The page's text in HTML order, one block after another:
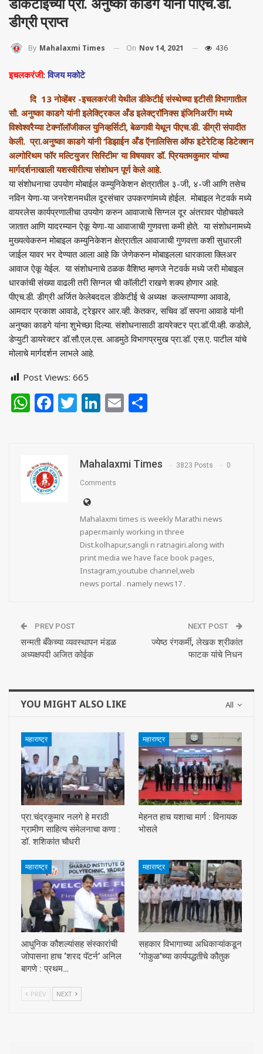
डीकेटीईच्या प्रा. अनुष्का काडगे यांना पीएच.डी.
डीग्री प्राप्त
By Mahalaxmi Times On Nov 14, 2021 436
इचलकरंजी: विजय मकोटे
दि 13 नोव्हेंबर -इचलकरंजी येथील डीकेटीई संस्थेच्या इटीसी विभागातील
सौ. अनुष्का काडगे यांनी इलेक्ट्रिकल अँड इलेक्ट्रॉनिक्स इंजिनिअरींग मध्ये
विश्‍वेश्‍वरैय्या टेक्नॉलॉजीकल युनिव्हर्सिटी, बेळगावी येथून पीएच.डी. डीग्री संपादीत
केली. प्रा.अनुष्का काडगे यांनी ‘डिझाईन अँड ऍनालिसिस ऑफ इटेरेटिव्ह डिटेक्शन
अल्गोरिथम फॉर मल्टियुजर सिस्टिीम’ या विषयावर डॉ. प्रियतमकुमार यांच्या
मार्गदर्शनाखाली यशस्वीरीत्या संशोधन पूर्ण केले आहे.
या संशोधनाचा उपयोग मोबाईल कम्युनिकेशन क्षेत्रातील ३-जी, ४-जी आणि तसेच
नविन येणा-या जनरेशनमधील दूरसंचार उपकरणांमध्ये होईल. मोबाइल नेटवर्क मध्ये
वायरलेस कार्यप्रणालीचा उपयोग करुन आवाजाचे सिग्नल दूर अंतरावर पोहोचवले
जातात आणि यादरम्यान ऐकू येणा-या आवाजाची गुणवत्ता कमी होते. या संशोधनामध्ये
मुख्यत्वेकरुन मोबाइल कम्युनिकेशन क्षेत्रातील आवाजाची गुणवत्ता कशी सुधारली
जाईल यावर भर देण्यात आला आहे कि जेणेकरुन मोबाइलला धारकाला क्लिअर
आवाज ऐकू येईल. या संशोधनाचे ठळक वैशिष्ठ म्हणजे नेटवर्क मध्ये जरी मोबाइल
धारकांची संख्या वाढली तरी सिग्नल ची कॉलीटी राखणे शक्य होणार आहे.
पीएच.डी. डीग्री अर्जित केलेबददल डीकेटीई चे अध्यक्ष कल्लाप्पाण्णा आवाडे,
आमदार प्रकाश आवाडे, ट्रेझरर आर.व्ही. केतकर, सचिव डॉ सपना आवाडे यांनी
अनुष्का काडगे यांना शुभेच्छा दिल्या. संशोधनासाठी डायरेक्टर प्रा.डॉ.पी.व्ही. कडोले,
डेप्युटी डायरेक्टर डॉ.सौ.एल.एस. आडमुठे विभागप्रमुख प्रा.डॉ. एस.ए. पाटील यांचे
मोलाचे मार्गदर्शन लाभले आहे.
Post Views: 665
WhatsApp
Facebook
Twitter
LinkedIn
Email
Mahalaxmi Times 3823 Posts 0
Comments
Mahalaxmi times is weekly Marathi news
paper.mainly working in three
Dist.kolhapur,sangli n ratnagiri.along with
print media we have face book pages,
Instagram,youtube channel,web
news portal . namely news17 .
PREV POST
सन्मती बँकेच्या व्यवस्थापन मंडळ
अध्यक्षपदी अजित कोईक
NEXT POST
ज्येष्ठ रंगकर्मी, लेखक श्रीकांत
फाटक यांचे निधन
All
YOU MIGHT ALSO LIKE
महाराष्ट्र
प्रा.चंद्रकुमार नलगे हे मराठी
ग्रामीण साहित्य संमेलनाचा कणा :
डॉ. शशिकांत चौधरी
महाराष्ट्र
मेहनत हाच यशाचा मार्ग : विनायक
भोसले
महाराष्ट्र
आधुनिक कौशल्यांसह संस्कारांची
जोपासना हाच ‘शरद पॅटर्न’ अनिल
बागणे : प्रथम…
महाराष्ट्र
सहकार विभागाच्या अधिकाऱ्यांकडून
‘गोकुळ’च्या कार्यपद्धतीचे कौतुक
PREV NEXT